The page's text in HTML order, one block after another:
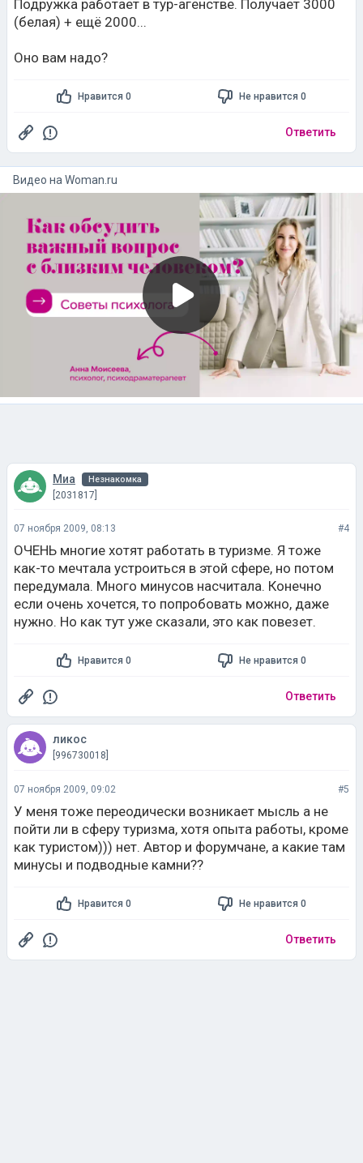
Подружка работает в тур-агенстве. Получает 3000
(белая) + ещё 2000...
Оно вам надо?
Нравится 0 Не нравится 0
Ответить
Видео на woman.ru
Миа Незнакомка
[2031817]
07 ноября 2009, 08:13 #4
ОЧЕНЬ многие хотят работать в туризме. Я тоже
как-то мечтала устроиться в этой сфере, но потом
передумала. Много минусов насчитала. Конечно
если очень хочется, то попробовать можно, даже
нужно. Но как тут уже сказали, это как повезет.
Нравится 0 Не нравится 0
Ответить
ликос
[996730018]
07 ноября 2009, 09:02 #5
У меня тоже переодически возникает мысль а не
пойти ли в сферу туризма, хотя опыта работы, кроме
как туристом))) нет. Автор и форумчане, а какие там
минусы и подводные камни??
Нравится 0 Не нравится 0
Ответить